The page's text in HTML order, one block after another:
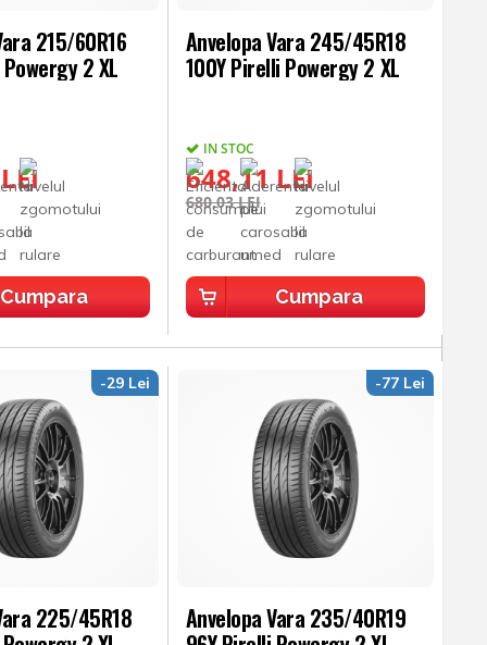
215/60R16
2 XL
Cumpara
Anvelopa Vara 245/45R18
100Y Pirelli Powergy 2 XL
IN STOC
648,11 LEI
680,03 LEI
Cumpara
225/45R18
-29 Lei
Anvelopa Vara 235/40R19
-77 Lei